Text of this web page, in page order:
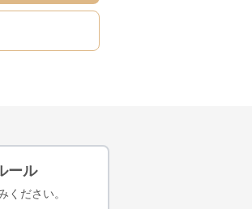
ール
ください。